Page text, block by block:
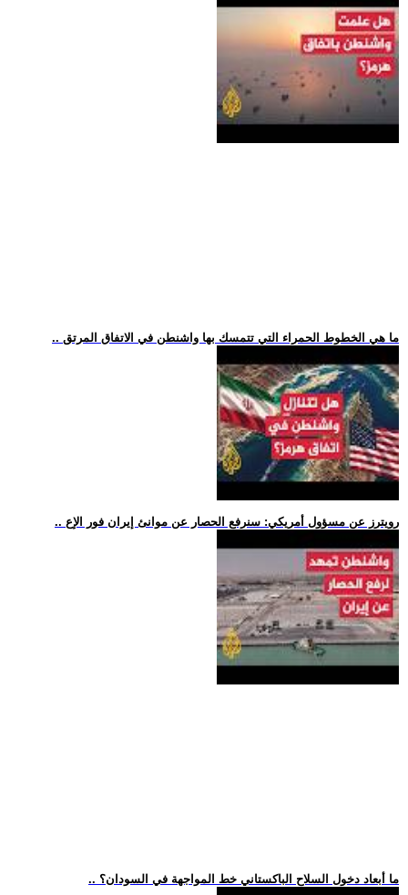
.. ما هي الخطوط الحمراء التي تتمسك بها واشنطن في الاتفاق المرتق
.. رويترز عن مسؤول أمريكي: سنرفع الحصار عن موانئ إيران فور الإع
.. ما أبعاد دخول السلاح الباكستاني خط المواجهة في السودان؟